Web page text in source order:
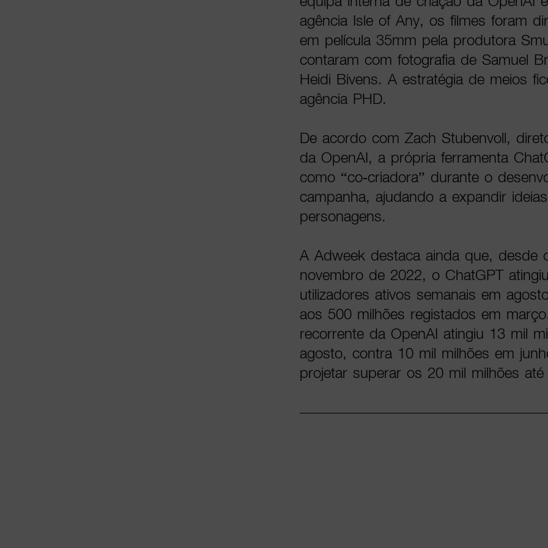
agência Isle of Any, os filmes foram
em película 35mm pela produtora
contaram com fotografia de Samuel
Heidi Bivens. A estratégia de meios
agência PHD.
De acordo com Zach Stubenvoll,
da OpenAI, a própria ferramenta
como “co-criadora” durante o
campanha, ajudando a expandir
personagens.
A Adweek destaca ainda que, desde
novembro de 2022, o ChatGPT
utilizadores ativos semanais em
aos 500 milhões registados em
recorrente da OpenAI atingiu 13 mil
agosto, contra 10 mil milhões em
projetar superar os 20 mil milhões